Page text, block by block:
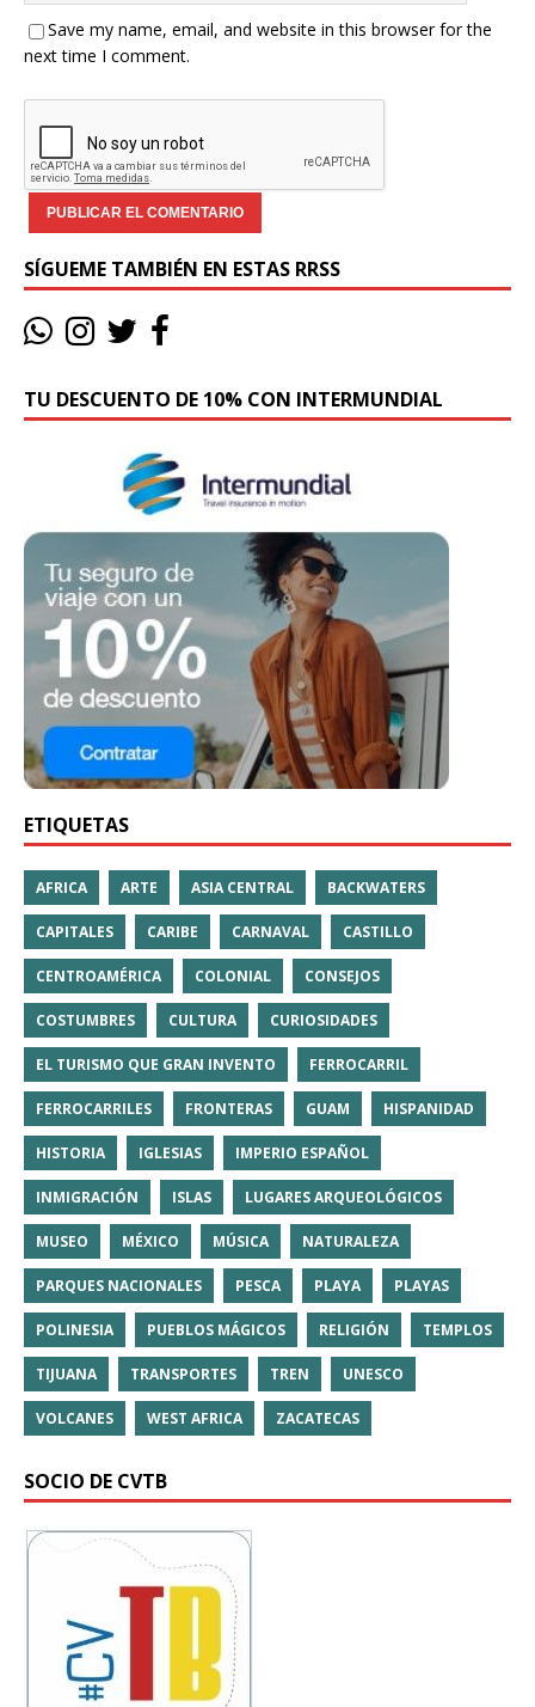
Save my name, email, and website in this browser for the
next time I comment.
SÍGUEME TAMBIÉN EN ESTAS RRSS
TU DESCUENTO DE 10% CON INTERMUNDIAL
ETIQUETAS
AFRICA ARTE ASIA CENTRAL BACKWATERS
CAPITALES CARIBE CARNAVAL CASTILLO
CENTROAMÉRICA COLONIAL CONSEJOS
COSTUMBRES CULTURA CURIOSIDADES
EL TURISMO QUE GRAN INVENTO FERROCARRIL
FERROCARRILES FRONTERAS GUAM HISPANIDAD
HISTORIA IGLESIAS IMPERIO ESPAÑOL
INMIGRACIÓN ISLAS LUGARES ARQUEOLÓGICOS
MUSEO MÉXICO MÚSICA NATURALEZA
PARQUES NACIONALES PESCA PLAYA PLAYAS
POLINESIA PUEBLOS MÁGICOS RELIGIÓN TEMPLOS
TIJUANA TRANSPORTES TREN UNESCO
VOLCANES WEST AFRICA ZACATECAS
SOCIO DE CVTB